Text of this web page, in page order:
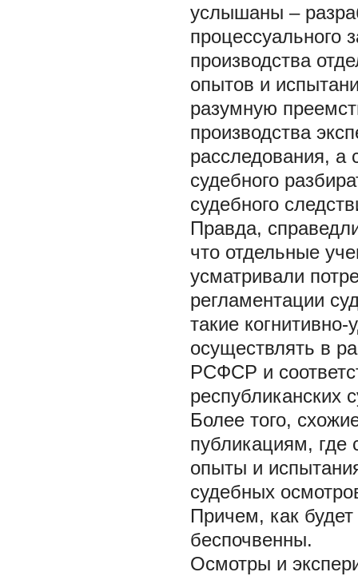
услышаны –
процессуального
производства
опытов и
разумную
производства
расследования,
судебного
судебного
Правда,
что отдельные
усматривали
регламентации
такие
осуществлять в
РСФСР и
республиканских
Более того,
публикациям, где
опыты и
судебных
Причем, как
беспочвенны.
Осмотры и